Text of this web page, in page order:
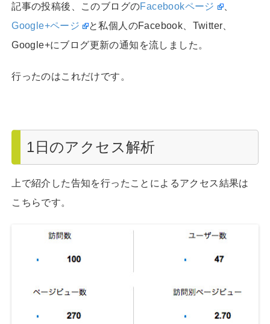
記事の投稿後、このブログのFacebookページ
、
Google+ページ
と私個人のFacebook、Twitter、
Google+にブログ更新の通知を流しました。
行ったのはこれだけです。
1日のアクセス解析
上で紹介した告知を行ったことによるアクセス結果は
こちらです。